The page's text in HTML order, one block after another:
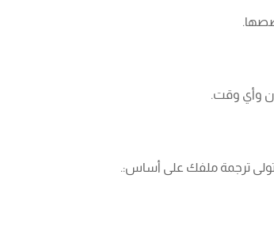
وأي وقت.
ترجمة ملفك على أساس:.